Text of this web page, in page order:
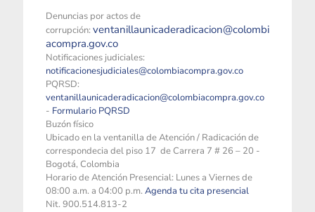
Denuncias por actos de
corrupción: ventanillaunicaderadicacion@colombi
acompra.gov.co
Notificaciones judiciales:
notificacionesjudiciales@colombiacompra.gov.co
PQRSD:
ventanillaunicaderadicacion@colombiacompra.gov.co
- Formulario PQRSD
Buzón físico
Ubicado en la ventanilla de Atención / Radicación de
correspondecia del piso 17 de Carrera 7 # 26 – 20 -
Bogotá, Colombia
Horario de Atención Presencial: Lunes a Viernes de
08:00 a.m. a 04:00 p.m. Agenda tu cita presencial
Nit. 900.514.813-2